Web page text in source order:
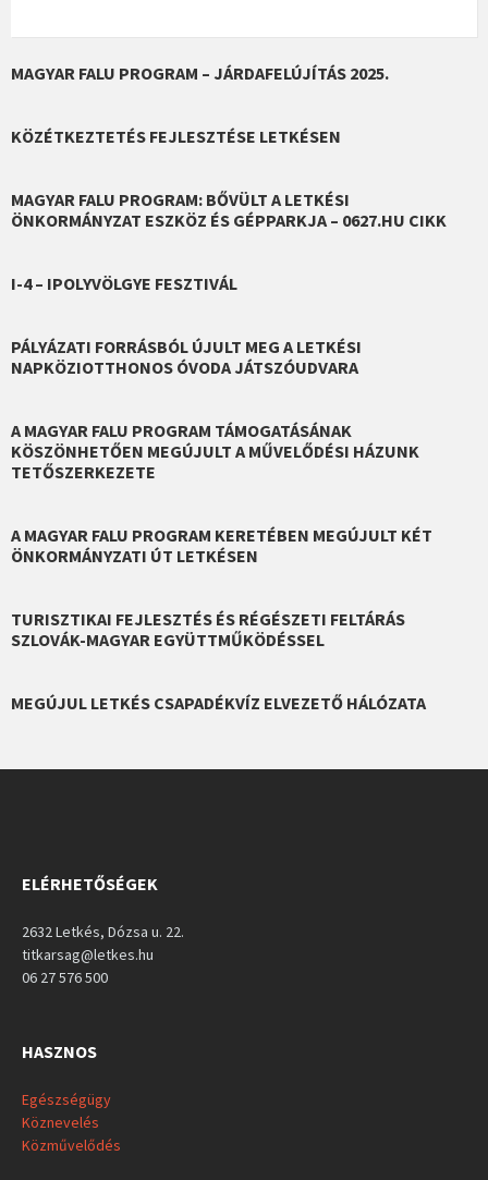
MAGYAR FALU PROGRAM – JÁRDAFELÚJÍTÁS 2025.
KÖZÉTKEZTETÉS FEJLESZTÉSE LETKÉSEN
MAGYAR FALU PROGRAM: BŐVÜLT A LETKÉSI
ÖNKORMÁNYZAT ESZKÖZ ÉS GÉPPARKJA – 0627.HU CIKK
I-4 – IPOLYVÖLGYE FESZTIVÁL
PÁLYÁZATI FORRÁSBÓL ÚJULT MEG A LETKÉSI
NAPKÖZIOTTHONOS ÓVODA JÁTSZÓUDVARA
A MAGYAR FALU PROGRAM TÁMOGATÁSÁNAK
KÖSZÖNHETŐEN MEGÚJULT A MŰVELŐDÉSI HÁZUNK
TETŐSZERKEZETE
A MAGYAR FALU PROGRAM KERETÉBEN MEGÚJULT KÉT
ÖNKORMÁNYZATI ÚT LETKÉSEN
TURISZTIKAI FEJLESZTÉS ÉS RÉGÉSZETI FELTÁRÁS
SZLOVÁK-MAGYAR EGYÜTTMŰKÖDÉSSEL
MEGÚJUL LETKÉS CSAPADÉKVÍZ ELVEZETŐ HÁLÓZATA
ELÉRHETŐSÉGEK
2632 Letkés, Dózsa u. 22.
titkarsag@letkes.hu
06 27 576 500
HASZNOS
Egészségügy
Köznevelés
Közművelődés